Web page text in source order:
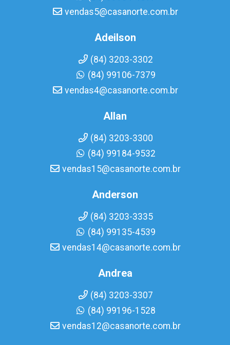
vendas5@casanorte.com.br
Adeilson
(84) 3203-3302
(84) 99106-7379
vendas4@casanorte.com.br
Allan
(84) 3203-3300
(84) 99184-9532
vendas15@casanorte.com.br
Anderson
(84) 3203-3335
(84) 99135-4539
vendas14@casanorte.com.br
Andrea
(84) 3203-3307
(84) 99196-1528
vendas12@casanorte.com.br